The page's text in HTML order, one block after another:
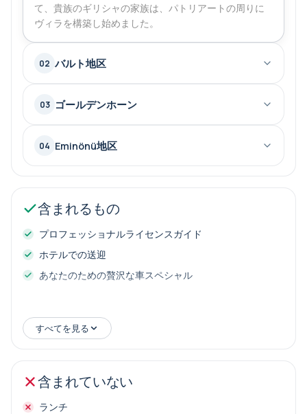
て、貴族のギリシャの家族は、パトリアートの周りに
ヴィラを構築し始めました。
02 バルト地区
03 ゴールデンホーン
04 Eminönü地区
含まれるもの
プロフェッショナルライセンスガイド
ホテルでの送迎
あなたのための贅沢な車スペシャル
すべてを見る
含まれていない
ランチ